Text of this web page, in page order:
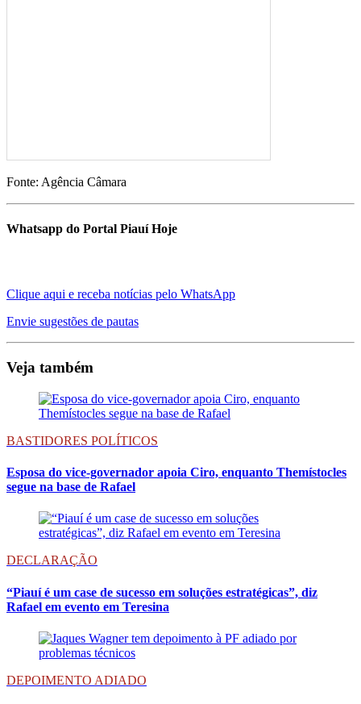
Fonte: Agência Câmara
Whatsapp do Portal Piauí Hoje
Clique aqui e receba notícias pelo WhatsApp
Envie sugestões de pautas
Veja também
BASTIDORES POLÍTICOS
Esposa do vice-governador apoia Ciro, enquanto Themístocles
segue na base de Rafael
DECLARAÇÃO
“Piauí é um case de sucesso em soluções estratégicas”, diz
Rafael em evento em Teresina
DEPOIMENTO ADIADO